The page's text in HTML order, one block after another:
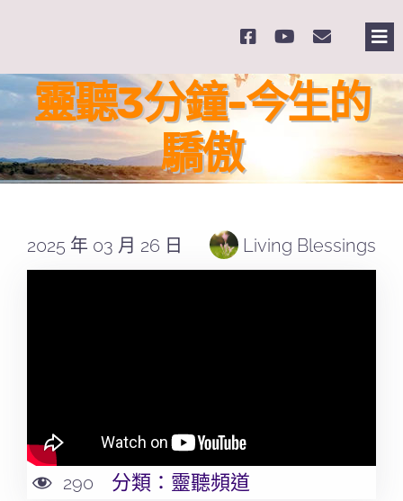
content
靈聽3分鐘-今生的
驕傲
2025 年 03 月 26 日 Living Blessings
290 分類： 靈聽頻道